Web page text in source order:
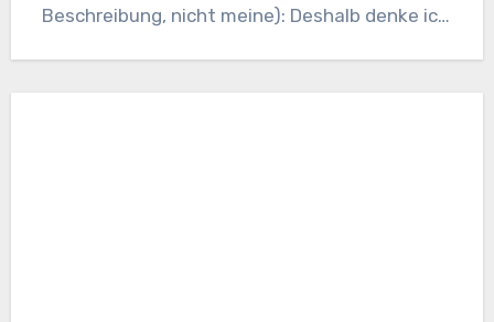
Beschreibung, nicht meine): Deshalb denke ich,